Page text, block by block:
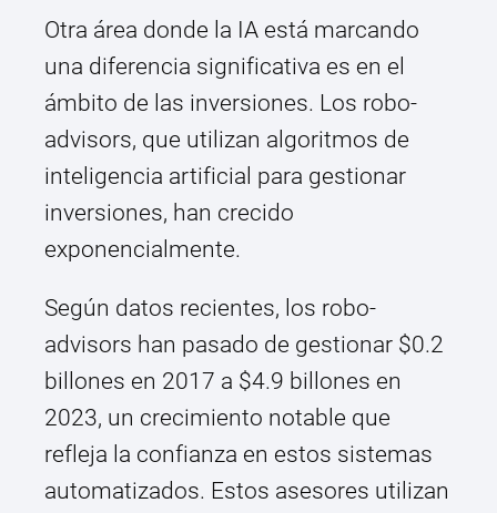
Otra área donde la IA está marcando
una diferencia significativa es en el
ámbito de las inversiones. Los robo-
advisors, que utilizan algoritmos de
inteligencia artificial para gestionar
inversiones, han crecido
exponencialmente.
Según datos recientes, los robo-
advisors han pasado de gestionar $0.2
billones en 2017 a $4.9 billones en
2023, un crecimiento notable que
refleja la confianza en estos sistemas
automatizados. Estos asesores utilizan